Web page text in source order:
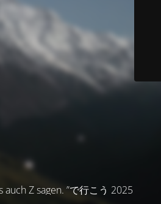
auch Z sagen. ”で行こう 2025